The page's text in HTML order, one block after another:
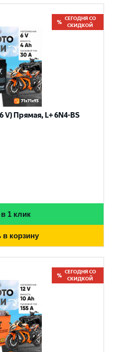
СЕГОДНЯ СО
СКИДКОЙ
V) Прямая, L+ 6N4-BS
1 клик
в корзину
СЕГОДНЯ СО
СКИДКОЙ